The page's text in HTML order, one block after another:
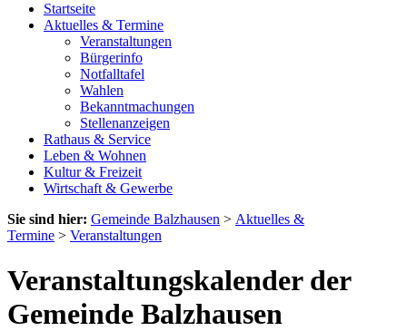
Startseite
Aktuelles & Termine
Veranstaltungen
Bürgerinfo
Notfalltafel
Wahlen
Bekanntmachungen
Stellenanzeigen
Rathaus & Service
Leben & Wohnen
Kultur & Freizeit
Wirtschaft & Gewerbe
Sie sind hier: Gemeinde Balzhausen > Aktuelles &
Termine > Veranstaltungen
Veranstaltungskalender der
Gemeinde Balzhausen